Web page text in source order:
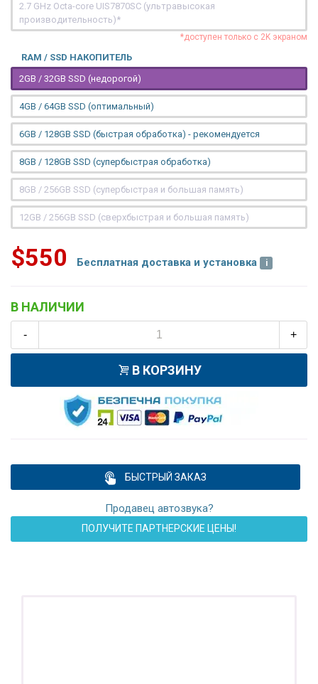
2.7 GHz Octa-core UIS7870SC (ультравысокая
производительность)*
*доступен только с 2K экраном
RAM / SSD НАКОПИТЕЛЬ
2GB / 32GB SSD (недорогой)
4GB / 64GB SSD (оптимальный)
6GB / 128GB SSD (быстрая обработка) - рекомендуется
8GB / 128GB SSD (супербыстрая обработка)
8GB / 256GB SSD (супербыстрая и большая память)
12GB / 256GB SSD (сверхбыстрая и большая память)
$550 Бесплатная доставка и установка
В НАЛИЧИИ
- +
В КОРЗИНУ
БЫСТРЫЙ ЗАКАЗ
Продавец автозвука?
ПОЛУЧИТЕ ПАРТНЕРСКИЕ ЦЕНЫ!